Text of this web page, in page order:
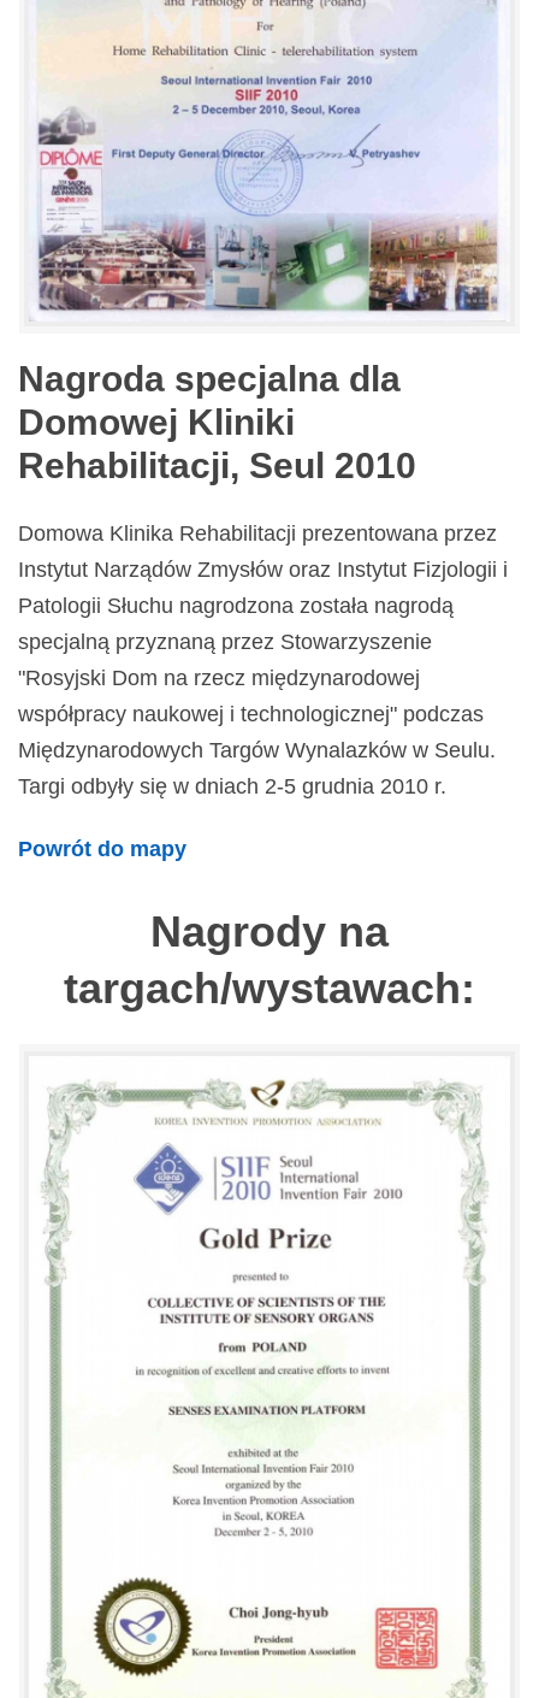
Nagroda specjalna dla
Domowej Kliniki
Rehabilitacji, Seul 2010
Domowa Klinika Rehabilitacji prezentowana przez
Instytut Narządów Zmysłów oraz Instytut Fizjologii i
Patologii Słuchu nagrodzona została nagrodą
specjalną przyznaną przez Stowarzyszenie
"Rosyjski Dom na rzecz międzynarodowej
współpracy naukowej i technologicznej" podczas
Międzynarodowych Targów Wynalazków w Seulu.
Targi odbyły się w dniach 2-5 grudnia 2010 r.
Powrót do mapy
Nagrody na
targach/wystawach: